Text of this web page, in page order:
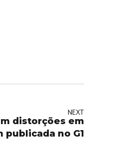
NEXT
distorções em
publicada no G1